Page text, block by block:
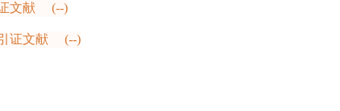
文献 (--)
证文献 (--)